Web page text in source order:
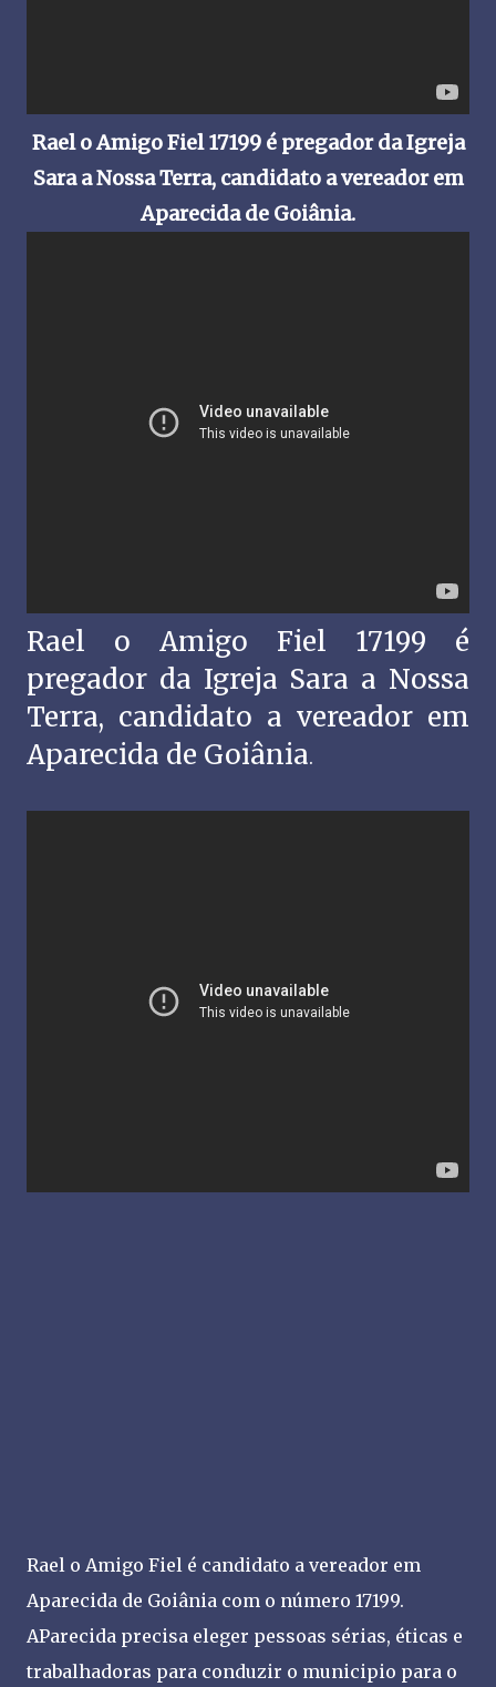
Rael o Amigo Fiel 17199 é pregador da Igreja
Sara a Nossa Terra, candidato a vereador em
Aparecida de Goiânia.
Rael o Amigo Fiel 17199 é
pregador da Igreja Sara a Nossa
Terra, candidato a vereador em
Aparecida de Goiânia.
Rael o Amigo Fiel é candidato a vereador em
Aparecida de Goiânia com o número 17199.
AParecida precisa eleger pessoas sérias, éticas e
trabalhadoras para conduzir o municipio para o